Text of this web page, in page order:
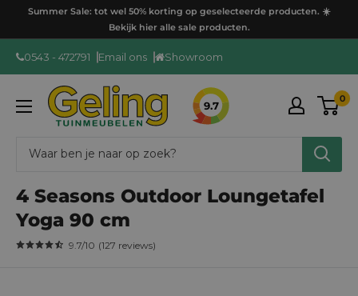
Summer Sale: tot wel 50% korting op geselecteerde producten. ☀️
Bekijk hier alle sale producten.
0543 - 472791 Email ons Showroom
GelingTuinmeubelen
9.7
0
4 Seasons Outdoor Loungetafel
Yoga 90 cm
9.7/10 (127 reviews)